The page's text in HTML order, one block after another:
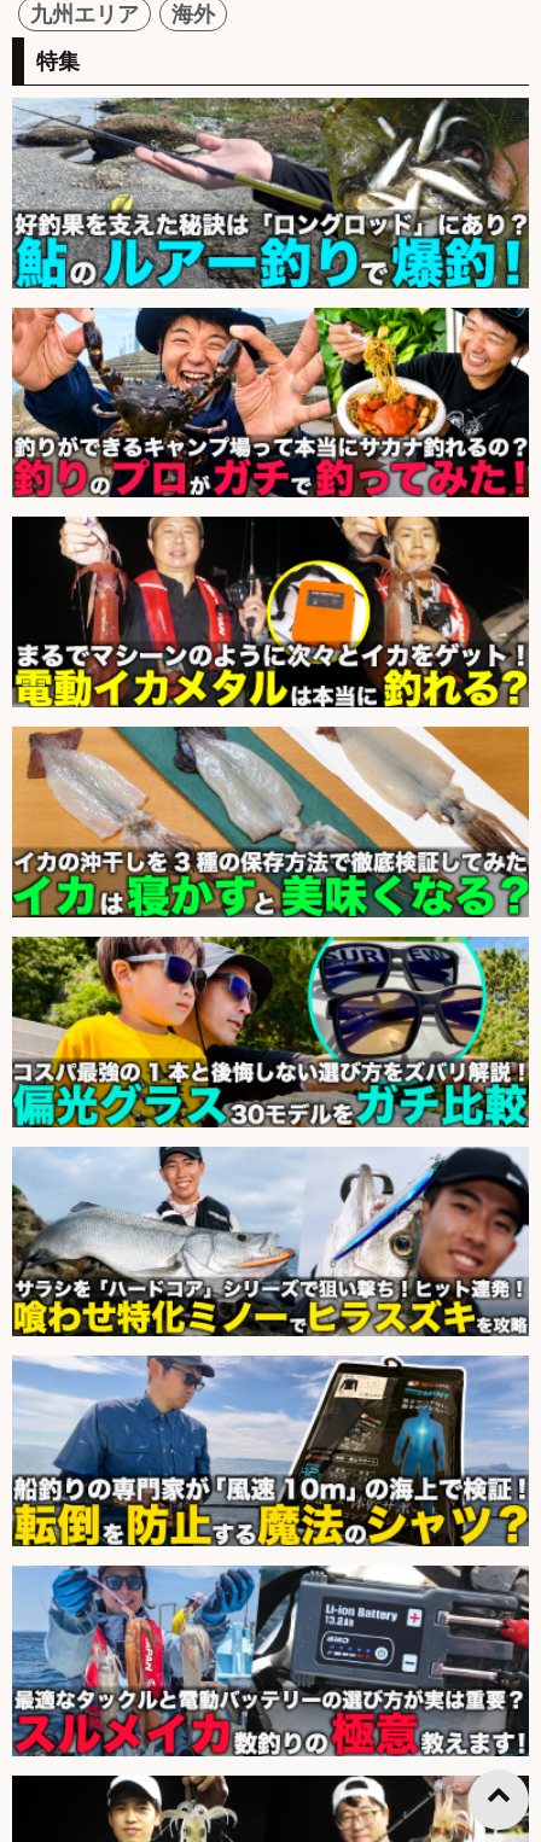
九州エリア
海外
特集